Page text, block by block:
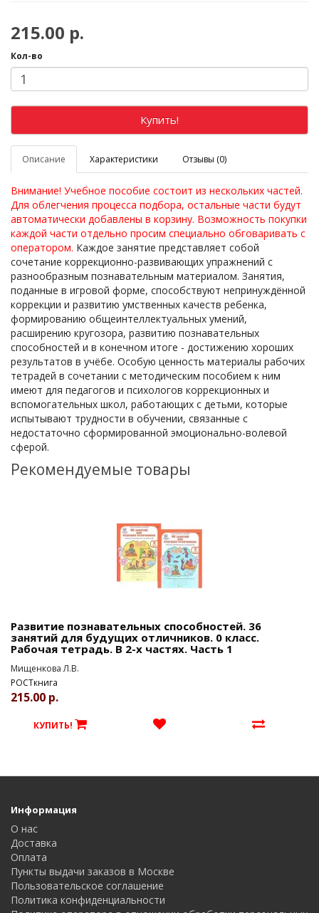
215.00 р.
Кол-во
Купить!
Описание Характеристики Отзывы (0)
Внимание! Учебное пособие состоит из нескольких частей.
Для облегчения процесса подбора, остальные части будут
автоматически добавлены в корзину. Возможность покупки
каждой части отдельно просим специально обговаривать с
оператором. Каждое занятие представляет собой
сочетание коррекционно-развивающих упражнений с
разнообразным познавательным материалом. Занятия,
поданные в игровой форме, способствуют непринуждённой
коррекции и развитию умственных качеств ребенка,
формированию общеинтеллектуальных умений,
расширению кругозора, развитию познавательных
способностей и в конечном итоге - достижению хороших
результатов в учёбе. Особую ценность материалы рабочих
тетрадей в сочетании с методическим пособием к ним
имеют для педагогов и психологов коррекционных и
вспомогательных школ, работающих с детьми, которые
испытывают трудности в обучении, связанные с
недостаточно сформированной эмоционально-волевой
сферой.
Рекомендуемые товары
Развитие познавательных способностей. 36
занятий для будущих отличников. 0 класс.
Рабочая тетрадь. В 2-х частях. Часть 1
Мищенкова Л.В.
РОСТкнига
215.00 р.
КУПИТЬ!
Информация
О нас
Доставка
Оплата
Пункты выдачи заказов в Москве
Пользовательское соглашение
Политика конфиденциальности